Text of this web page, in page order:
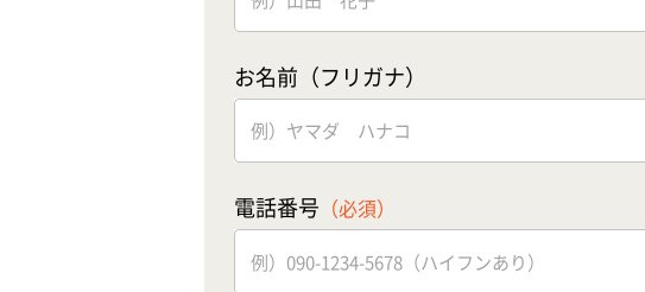
お名前（フリガナ）
電話番号 （必須）